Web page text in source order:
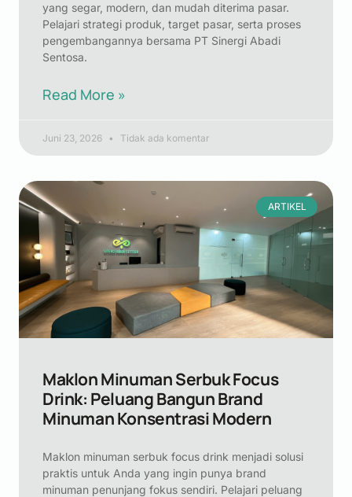
yang segar, modern, dan mudah diterima pasar.
Pelajari strategi produk, target pasar, serta proses
pengembangannya bersama PT Sinergi Abadi
Sentosa.
Read More »
Juni 23, 2026 Tidak ada komentar
ARTIKEL
Maklon Minuman Serbuk Focus
Drink: Peluang Bangun Brand
Minuman Konsentrasi Modern
Maklon minuman serbuk focus drink menjadi solusi
praktis untuk Anda yang ingin punya brand
minuman penunjang fokus sendiri. Pelajari peluang